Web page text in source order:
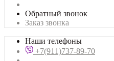
Обратный звонок
Заказ звонка
Наши телефоны
+7(911)737-89-70